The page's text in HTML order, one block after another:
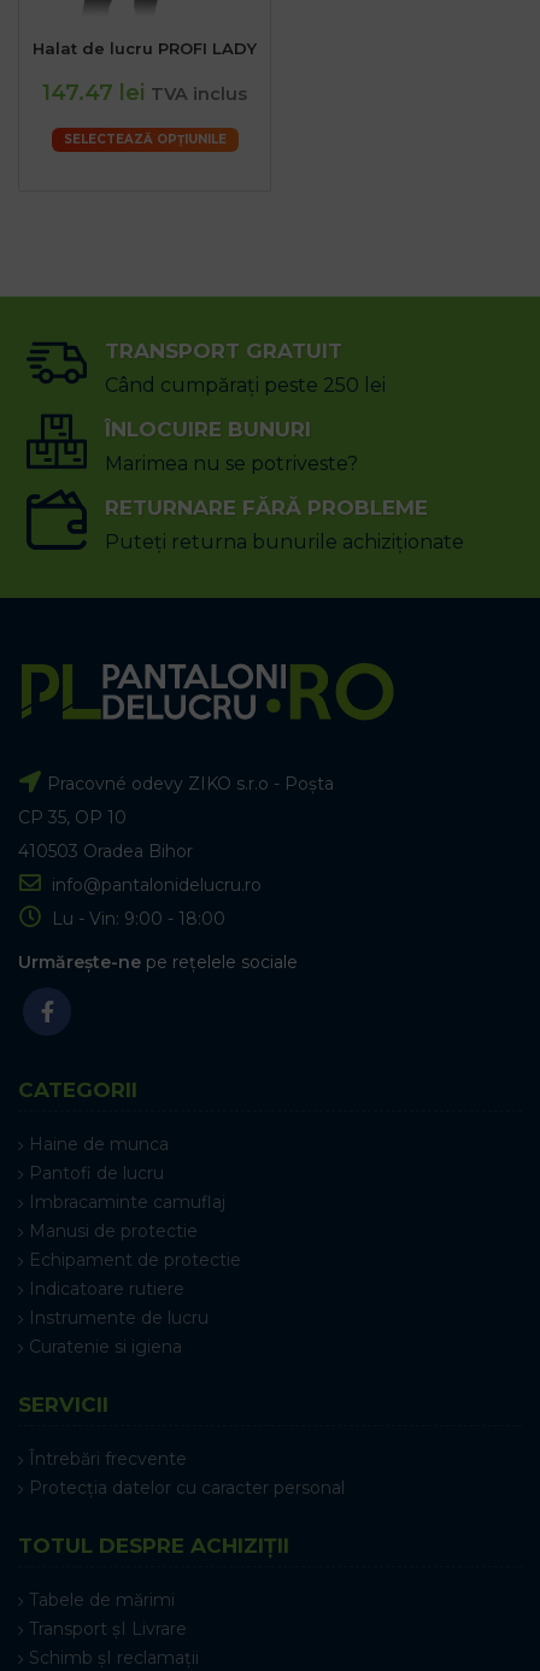
Halat de lucru PROFI LADY
147.47 lei TVA inclus
SELECTEAZĂ OPȚIUNILE
TRANSPORT GRATUIT
Când cumpărați peste 250 lei
ÎNLOCUIRE BUNURI
Marimea nu se potriveste?
RETURNARE FĂRĂ PROBLEME
Puteți returna bunurile achiziționate
Pracovné odevy ZIKO s.r.o - Poșta
CP 35, OP 10
410503 Oradea Bihor
info@pantalonidelucru.ro
Lu - Vin: 9:00 - 18:00
Urmărește-ne pe rețelele sociale
CATEGORII
Haine de munca
Pantofi de lucru
Imbracaminte camuflaj
Manusi de protectie
Echipament de protectie
Indicatoare rutiere
Instrumente de lucru
Curatenie si igiena
SERVICII
Întrebări frecvente
Protecția datelor cu caracter personal
TOTUL DESPRE ACHIZIȚII
Tabele de mărimi
Transport șI Livrare
Schimb șI reclamații